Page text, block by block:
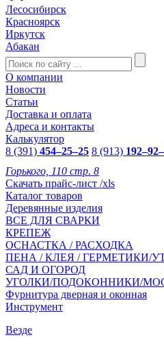
Лесосибирск
Красноярск
Иркутск
Абакан
О компании
Новости
Статьи
Доставка и оплата
Адреса и контакты
Калькулятор
8 (391) 454–25–25 8 (913)
Горького, 110 стр. 8
Скачать прайс-лист /xls
Каталог товаров
Деревянные изделия
ВСЕ ДЛЯ СВАРКИ
КРЕПЕЖ
ОСНАСТКА / РАСХОДКА
ПЕНА / КЛЕЯ / ГЕРМЕТИКИ/
САД И ОГОРОД
УГОЛКИ/ПОДОКОННИКИ/
Фурнитура дверная и оконная
Инструмент
Везде